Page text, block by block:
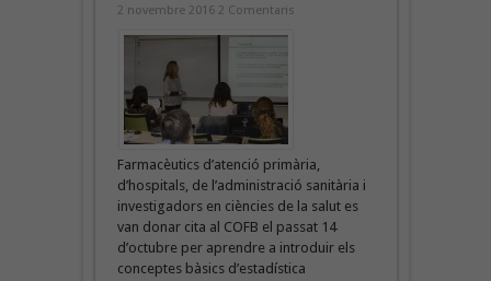
2 novembre 2016 2 Comentaris
Farmacèutics d’atenció primària,
d’hospitals, de l’administració sanitària i
investigadors en ciències de la salut es
van donar cita al COFB el passat 14
d’octubre per aprendre a introduir els
conceptes bàsics d’estadística